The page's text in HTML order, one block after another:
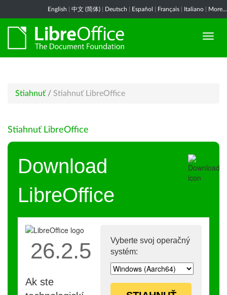
English 中文 (简体) Deutsch Español Français Italiano More...
Stiahnuť / Stiahnuť LibreOffice
Stiahnuť LibreOffice
Download
LibreOffice
Vyberte svoj operačný
systém:
26.2.5
Ak ste